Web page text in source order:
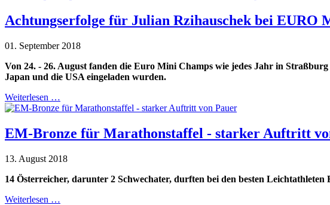
Achtungserfolge für Julian Rzihauschek bei EURO
01. September 2018
Von 24. - 26. August fanden die Euro Mini Champs wie jedes Jahr in
Japan und die USA eingeladen wurden.
Weiterlesen …
EM-Bronze für Marathonstaffel - starker Auftritt
13. August 2018
14 Österreicher, darunter 2 Schwechater, durften bei den besten
Weiterlesen …